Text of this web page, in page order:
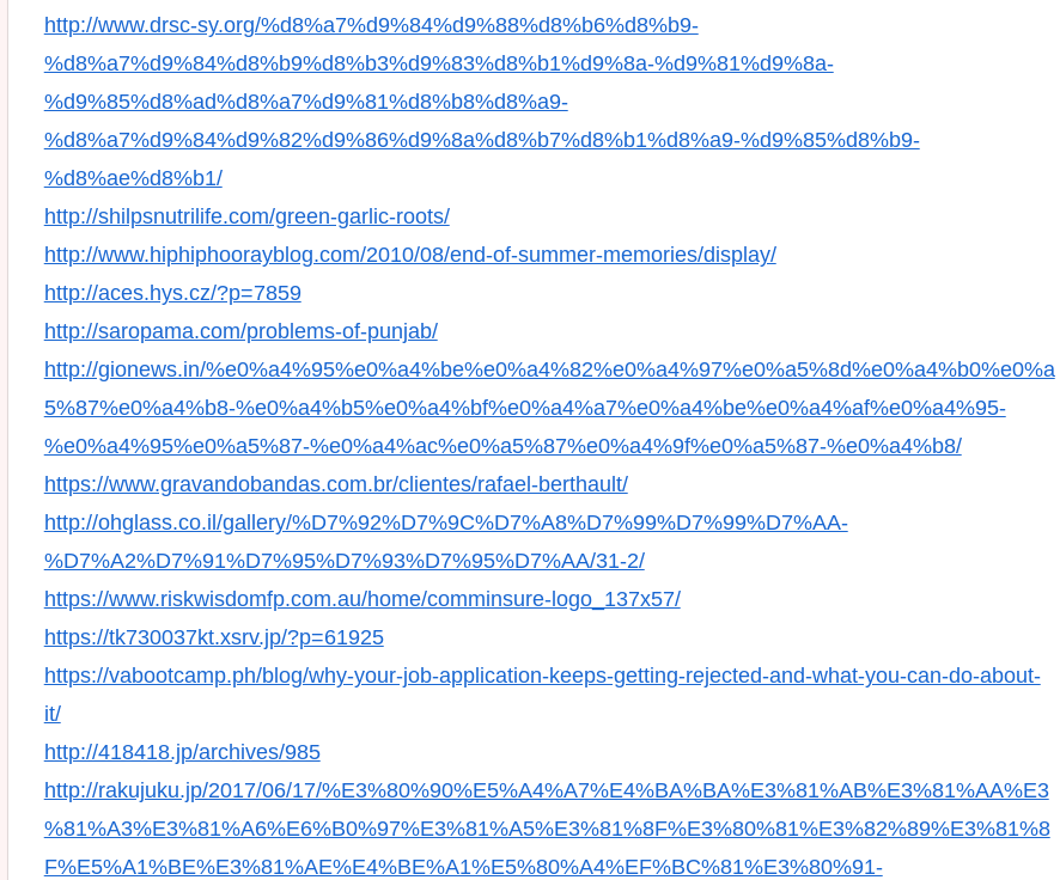
http://www.drsc-sy.org/%d8%a7%d9%84%d9%88%d8%b6%d8%b9-
%d8%a7%d9%84%d8%b9%d8%b3%d9%83%d8%b1%d9%8a-%d9%81%d9%8a-
%d9%85%d8%ad%d8%a7%d9%81%d8%b8%d8%a9-
%d8%a7%d9%84%d9%82%d9%86%d9%8a%d8%b7%d8%b1%d8%a9-%d9%85%d8%b9-
%d8%ae%d8%b1/
http://shilpsnutrilife.com/green-garlic-roots/
http://www.hiphiphoorayblog.com/2010/08/end-of-summer-memories/display/
http://aces.hys.cz/?p=7859
http://saropama.com/problems-of-punjab/
http://gionews.in/%e0%a4%95%e0%a4%be%e0%a4%82%e0%a4%97%e0%a5%8d%e0%a4%b0%e0%a
5%87%e0%a4%b8-%e0%a4%b5%e0%a4%bf%e0%a4%a7%e0%a4%be%e0%a4%af%e0%a4%95-
%e0%a4%95%e0%a5%87-%e0%a4%ac%e0%a5%87%e0%a4%9f%e0%a5%87-%e0%a4%b8/
https://www.gravandobandas.com.br/clientes/rafael-berthault/
http://ohglass.co.il/gallery/%D7%92%D7%9C%D7%A8%D7%99%D7%99%D7%AA-
%D7%A2%D7%91%D7%95%D7%93%D7%95%D7%AA/31-2/
https://www.riskwisdomfp.com.au/home/comminsure-logo_137x57/
https://tk730037kt.xsrv.jp/?p=61925
https://vabootcamp.ph/blog/why-your-job-application-keeps-getting-rejected-and-what-you-can-do-about-
it/
http://418418.jp/archives/985
http://rakujuku.jp/2017/06/17/%E3%80%90%E5%A4%A7%E4%BA%BA%E3%81%AB%E3%81%AA%E3
%81%A3%E3%81%A6%E6%B0%97%E3%81%A5%E3%81%8F%E3%80%81%E3%82%89%E3%81%8
F%E5%A1%BE%E3%81%AE%E4%BE%A1%E5%80%A4%EF%BC%81%E3%80%91-